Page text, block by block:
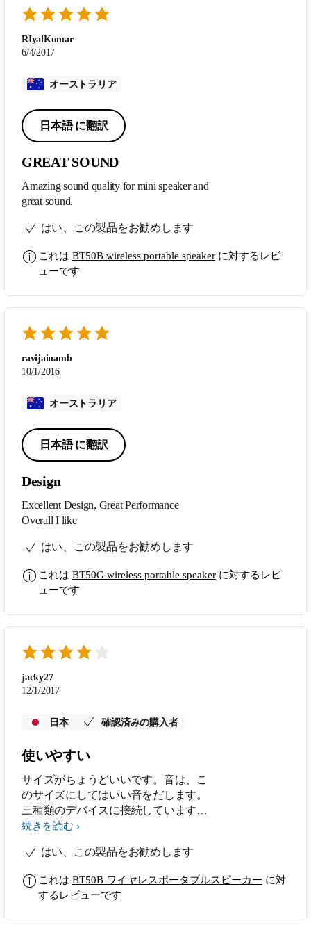
RIyalKumar
6/4/2017
オーストラリア
日本語 に翻訳
GREAT SOUND
Amazing sound quality for mini speaker and
great sound.
はい、この製品をお勧めします
これは BT50B wireless portable speaker に対するレビ
ューです
ravijainamb
10/1/2016
オーストラリア
日本語 に翻訳
Design
Excellent Design, Great Performance
Overall I like
はい、この製品をお勧めします
これは BT50G wireless portable speaker に対するレビ
ューです
jacky27
12/1/2017
日本 確認済みの購入者
使いやすい
サイズがちょうどいいです。音は、こ
のサイズにしてはいい音をだします。
三種類のデバイスに接続しています。
そのためか、時々接続できなくなりま
すると接続できるようになります。あ
ための薄いゴムが貼ってあります。こ
れがテーブル等の硬いものの上に置い
続きを読む
はい、この製品をお勧めします
これは BT50B ワイヤレスポータブルスピーカー に対
するレビューです